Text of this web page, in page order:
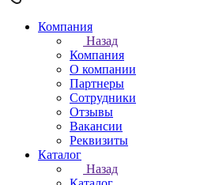
Компания
Назад
Компания
О компании
Партнеры
Сотрудники
Отзывы
Вакансии
Реквизиты
Каталог
Назад